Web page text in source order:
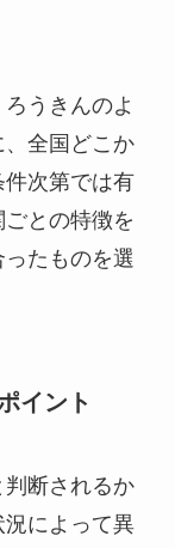
うきんのよ
、全国どこか
件次第では有
との特徴を
たものを選
イント
断されるか
によって異